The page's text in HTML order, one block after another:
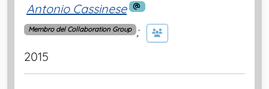
Antonio Cassinese
Membro del Collaboration Group ;
2015